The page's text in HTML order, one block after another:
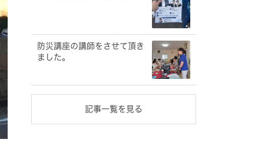
防災講座の講師をさせて頂き
ました。
記事一覧を見る